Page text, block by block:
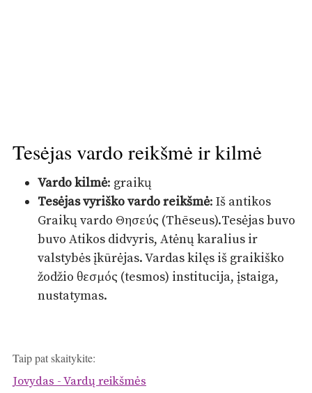
Tesėjas vardo reikšmė ir kilmė
Vardo kilmė: graikų
Tesėjas vyriško vardo reikšmė: Iš antikos
Graikų vardo Θησεύς (Thēseus).Tesėjas buvo
buvo Atikos didvyris, Atėnų karalius ir
valstybės įkūrėjas. Vardas kilęs iš graikiško
žodžio θεσμός (tesmos) institucija, įstaiga,
nustatymas.
Taip pat skaitykite:
Jovydas - Vardų reikšmės